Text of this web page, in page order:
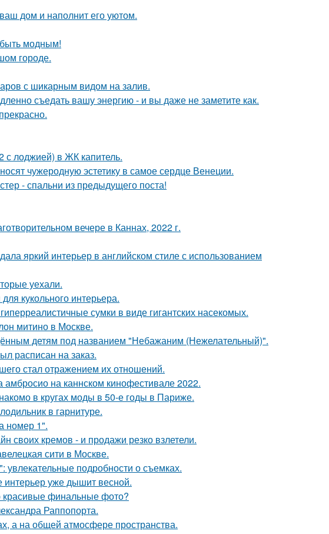
дом и наполнит его уютом.
модным!
городе.
с шикарным видом на залив.
съедать вашу энергию - и вы даже не заметите как.
с лоджией) в ЖК капитель.
чужеродную эстетику в самое сердце Венеции.
- спальни из предыдущего поста!
вечере в Каннах, 2022 г.
яркий интерьер в английском стиле с использованием
уехали.
кукольного интерьера.
сумки в виде гигантских насекомых.
митино в Москве.
детям под названием "Небажаним (Нежелательный)".
расписан на заказ.
стал отражением их отношений.
на каннском кинофестивале 2022.
в кругах моды в 50-е годы в Париже.
в гарнитуре.
номер 1".
своих кремов - и продажи резко взлетели.
сити в Москве.
подробности о съемках.
интерьер уже дышит весной.
красивые финальные фото?
Раппопорта.
а на общей атмосфере пространства.